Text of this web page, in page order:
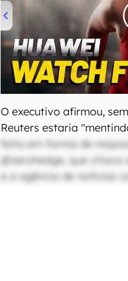
00:00/04:51
O executivo afirmou,
Reuters estaria
feita em forma de
@zerohedge, que citava
e a agência de notícias